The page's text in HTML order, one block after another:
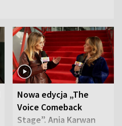
Nowa edycja „The
Voice Comeback
Stage”. Ania Karwan